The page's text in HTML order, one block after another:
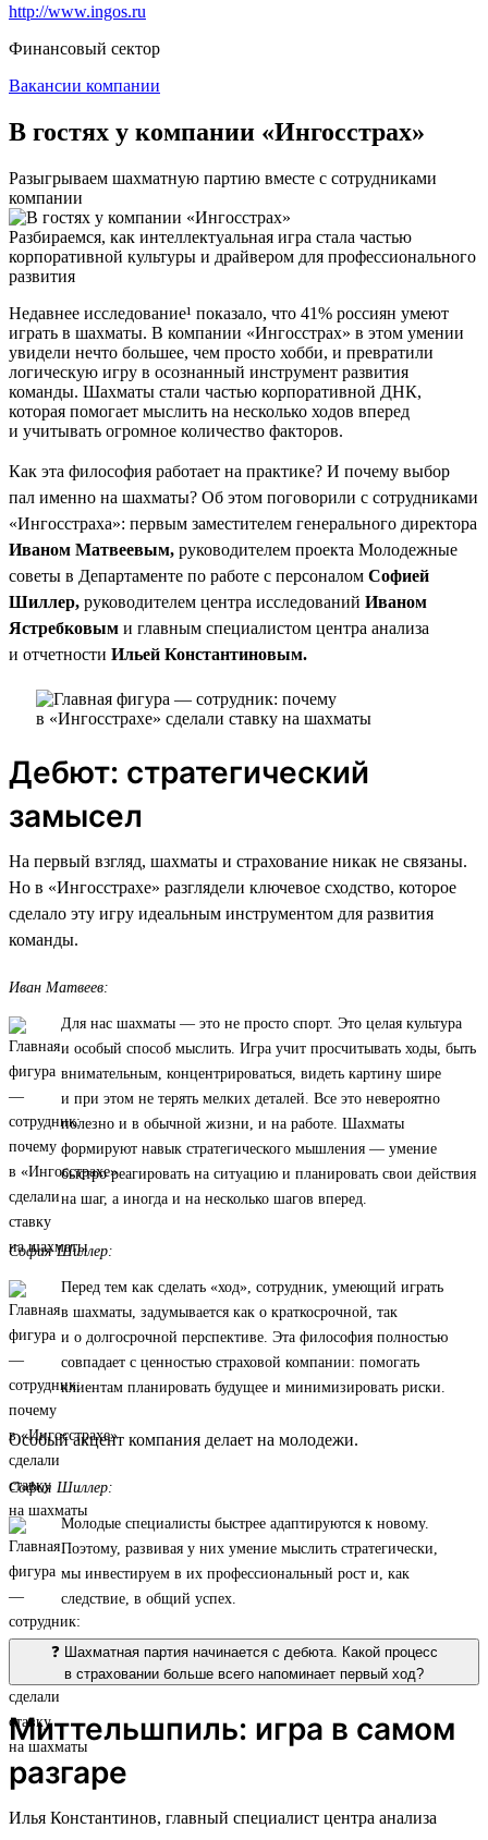
http://www.ingos.ru
Финансовый сектор
Вакансии компании
В гостях у компании «Ингосстрах»
Разыгрываем шахматную партию вместе с сотрудниками
компании
Разбираемся, как интеллектуальная игра стала частью
корпоративной культуры и драйвером для профессионального
развития
Недавнее исследование¹ показало, что 41% россиян умеют
играть в шахматы. В компании «Ингосстрах» в этом умении
увидели нечто большее, чем просто хобби, и превратили
логическую игру в осознанный инструмент развития
команды. Шахматы стали частью корпоративной ДНК,
которая помогает мыслить на несколько ходов вперед
и учитывать огромное количество факторов.
Как эта философия работает на практике? И почему выбор
пал именно на шахматы? Об этом поговорили с сотрудниками
«Ингосстраха»: первым заместителем генерального директора
Иваном Матвеевым, руководителем проекта Молодежные
советы в Департаменте по работе с персоналом Софией
Шиллер, руководителем центра исследований Иваном
Ястребковым и главным специалистом центра анализа
и отчетности Ильей Константиновым.
Дебют: стратегический
замысел
На первый взгляд, шахматы и страхование никак не связаны.
Но в «Ингосстрахе» разглядели ключевое сходство, которое
сделало эту игру идеальным инструментом для развития
команды.
Иван Матвеев:
Для нас шахматы — это не просто спорт. Это целая культура
и особый способ мыслить. Игра учит просчитывать ходы, быть
внимательным, концентрироваться, видеть картину шире
и при этом не терять мелких деталей. Все это невероятно
полезно и в обычной жизни, и на работе. Шахматы
формируют навык стратегического мышления — умение
быстро реагировать на ситуацию и планировать свои действия
на шаг, а иногда и на несколько шагов вперед.
София Шиллер:
Перед тем как сделать «ход», сотрудник, умеющий играть
в шахматы, задумывается как о краткосрочной, так
и о долгосрочной перспективе. Эта философия полностью
совпадает с ценностью страховой компании: помогать
клиентам планировать будущее и минимизировать риски.
Особый акцент компания делает на молодежи.
София Шиллер:
Молодые специалисты быстрее адаптируются к новому.
Поэтому, развивая у них умение мыслить стратегически,
мы инвестируем в их профессиональный рост и, как
следствие, в общий успех.
❓ Шахматная партия начинается с дебюта. Какой процесс
в страховании больше всего напоминает первый ход?
Миттельшпиль: игра в самом
разгаре
Илья Константинов, главный специалист центра анализа